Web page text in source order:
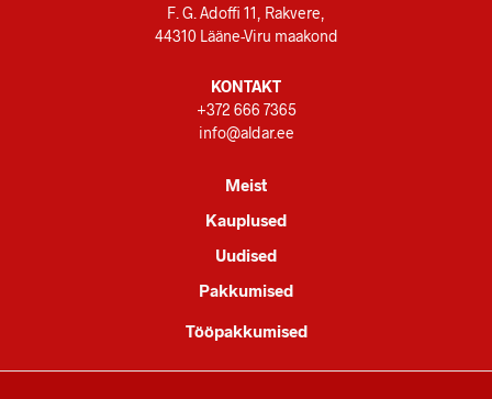
F. G. Adoffi 11, Rakvere,
44310 Lääne-Viru maakond
KONTAKT
+372 666 7365
info@aldar.ee
Meist
Kauplused
Uudised
Pakkumised
Tööpakkumised